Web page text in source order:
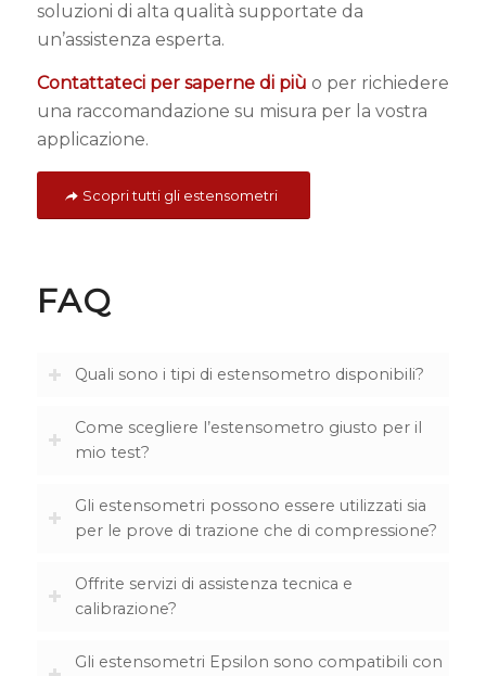
soluzioni di alta qualità supportate da
un’assistenza esperta.
Contattateci per saperne di più o per richiedere
una raccomandazione su misura per la vostra
applicazione.
Scopri tutti gli estensometri
FAQ
Quali sono i tipi di estensometro disponibili?
Come scegliere l’estensometro giusto per il
mio test?
Gli estensometri possono essere utilizzati sia
per le prove di trazione che di compressione?
Offrite servizi di assistenza tecnica e
calibrazione?
Gli estensometri Epsilon sono compatibili con